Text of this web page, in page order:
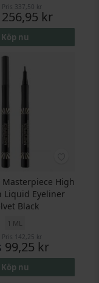
Pris 337,50 kr
256,95 kr
Köp nu
Masterpiece High
Liquid Eyeliner
Black
1 ML
Pris 142,25 kr
99,25 kr
Köp nu